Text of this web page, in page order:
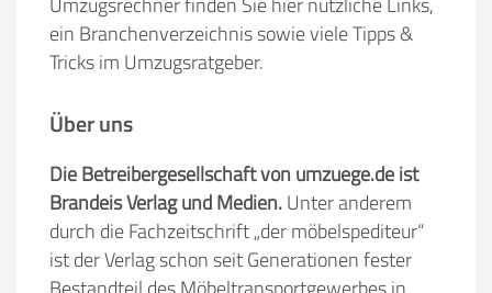
ein Branchenverzeichnis sowie viele Tipps &
Tricks im Umzugsratgeber.
Über uns
Die Betreibergesellschaft von umzuege.de ist
Brandeis Verlag und Medien.Unter anderem
durch die Fachzeitschrift „der möbelspediteur“
ist der Verlag schon seit Generationen fester